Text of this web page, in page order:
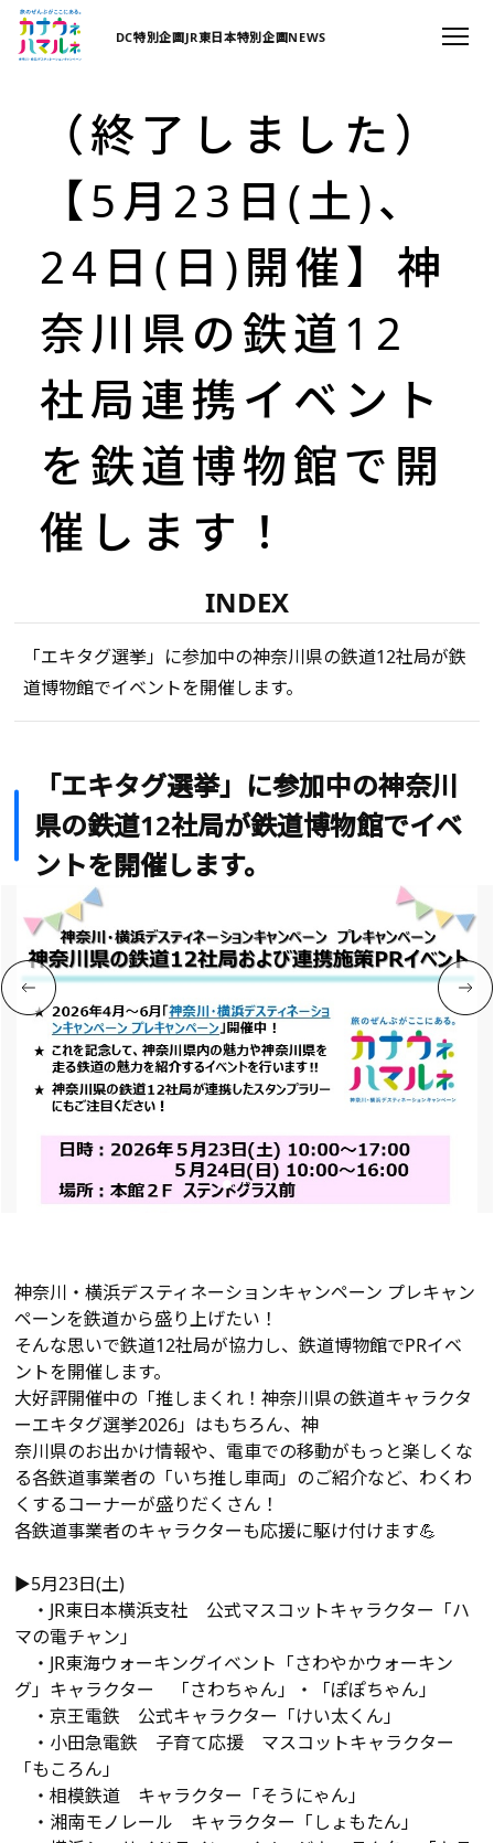
DC特別企画JR東日本特別企画NEWS
（終了しました）
【5月23日(土)、
24日(日)開催】神
奈川県の鉄道12
社局連携イベント
を鉄道博物館で開
催します！
INDEX
「エキタグ選挙」に参加中の神奈川県の鉄道12社局が鉄
道博物館でイベントを開催します。
「エキタグ選挙」に参加中の神奈川
県の鉄道12社局が鉄道博物館でイベ
ントを開催します。
神奈川・横浜デスティネーションキャンペーン プレキャン
ペーンを鉄道から盛り上げたい！
そんな思いで鉄道12社局が協力し、鉄道博物館でPRイベ
ントを開催します。
大好評開催中の「推しまくれ！神奈川県の鉄道キャラクタ
ーエキタグ選挙2026」はもちろん、神
奈川県のお出かけ情報や、電車での移動がもっと楽しくな
る各鉄道事業者の「いち推し車両」のご紹介など、わくわ
くするコーナーが盛りだくさん！
各鉄道事業者のキャラクターも応援に駆け付けます💪
▶5月23日(土)
・JR東日本横浜支社 公式マスコットキャラクター「ハ
マの電チャン」
・JR東海ウォーキングイベント「さわやかウォーキン
グ」キャラクター 「さわちゃん」・「ぽぽちゃん」
・京王電鉄 公式キャラクター「けい太くん」
・小田急電鉄 子育て応援 マスコットキャラクター
「もころん」
・相模鉄道 キャラクター「そうにゃん」
・湘南モノレール キャラクター「しょもたん」